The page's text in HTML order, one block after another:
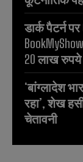
डार्क पैटर्न
20 लाख रुपये
‘बांग्लादेश
रहा’, शेख
चेतावनी